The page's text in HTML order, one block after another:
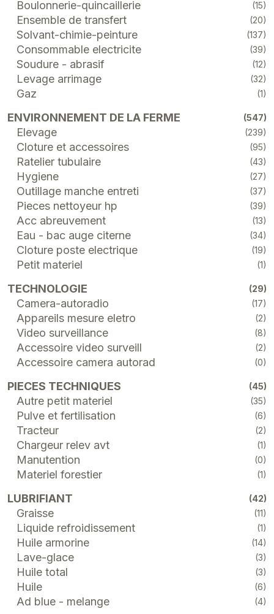
Boulonnerie-quincaillerie (15)
Ensemble de transfert (20)
Solvant-chimie-peinture (137)
Consommable electricite (39)
Soudure - abrasif (12)
Levage arrimage (32)
Gaz (1)
ENVIRONNEMENT DE LA FERME (547)
Elevage (239)
Cloture et accessoires (95)
Ratelier tubulaire (43)
Hygiene (27)
Outillage manche entreti (37)
Pieces nettoyeur hp (39)
Acc abreuvement (13)
Eau - bac auge citerne (34)
Cloture poste electrique (19)
Petit materiel (1)
TECHNOLOGIE (29)
Camera-autoradio (17)
Appareils mesure eletro (2)
Video surveillance (8)
Accessoire video surveill (2)
Accessoire camera autorad (0)
PIECES TECHNIQUES (45)
Autre petit materiel (35)
Pulve et fertilisation (6)
Tracteur (2)
Chargeur relev avt (1)
Manutention (0)
Materiel forestier (1)
LUBRIFIANT (42)
Graisse (11)
Liquide refroidissement (1)
Huile armorine (14)
Lave-glace (3)
Huile total (3)
Huile (6)
Ad blue - melange (4)